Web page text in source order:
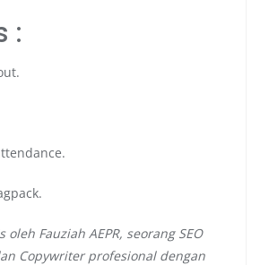
:
Fauziah AEPR, seorang SEO
Copywriter profesional dengan